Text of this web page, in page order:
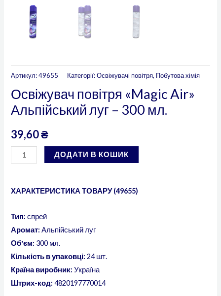
Артикул:49655 Категорії:Освіжувачі повітря, Побутова хімія
Освіжувач повітря «Magic Air»
Альпійський луг – 300 мл.
39,60₴
ДОДАТИ В КОШИК
ХАРАКТЕРИСТИКА ТОВАРУ (49655)
Тип: спрей
Аромат: Альпійський луг
Обʼєм: 300 мл.
Кількість в упаковці: 24 шт.
Країна виробник: Україна
Штрих-код: 4820197770014